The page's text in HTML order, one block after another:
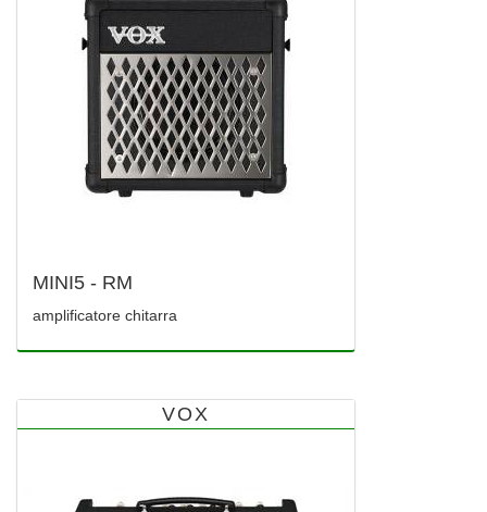
MINI5 - RM
amplificatore chitarra
VOX